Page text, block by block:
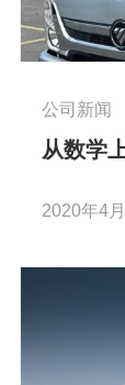
公司新闻
从数学
2020年4